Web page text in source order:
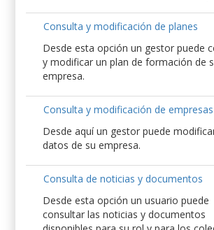
Consulta y modificación de planes
Desde esta opción un gestor puede
y modificar un plan de formación de
empresa.
Consulta y modificación de empresas
Desde aquí un gestor puede
datos de su empresa.
Consulta de noticias y documentos
Desde esta opción un usuario puede
consultar las noticias y documentos